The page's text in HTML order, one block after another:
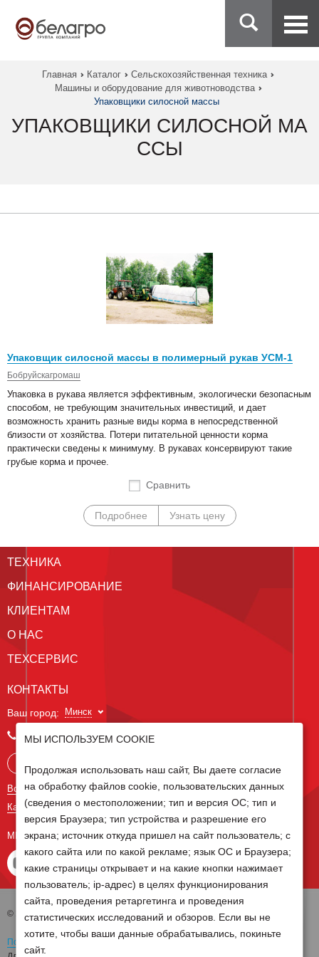
Главная Каталог
Сельскохозяйственная техника
Машины и оборудование для животноводства
Упаковщики силосной массы
УПАКОВЩИКИ СИЛОСНОЙ МА
ССЫ
Упаковщик силосной массы в полимерный рукав УСМ-1
Бобруйскагромаш
Упаковка в рукава является эффективным, экологически безопасным
способом, не требующим значительных инвестиций, и дает
возможность хранить разные виды корма в непосредственной
близости от хозяйства. Потери питательной ценности корма
практически сведены к минимуму. В рукавах консервируют такие
грубые корма и прочее.
Сравнить
Подробнее Узнать цену
ТЕХНИКА
ФИНАНСИРОВАНИЕ
КЛИЕНТАМ
О НАС
ТЕХСЕРВИС
КОНТАКТЫ
Ваш город: Минск
+375 29 238 97 34
Все контакты
Карта сайта
МЫ В СОЦ СЕТЯХ
© 2026 Группа компаний Белагро
Политика обработки персональных данных
МЫ ИСПОЛЬЗУЕМ COOKIE
Продолжая использовать наш сайт, Вы даете согласие
на обработку файлов cookie, пользовательских данных
(сведения о местоположении; тип и версия ОС; тип и
версия Браузера; тип устройства и разрешение его
экрана; источник откуда пришел на сайт пользователь; с
какого сайта или по какой рекламе; язык ОС и Браузера;
какие страницы открывает и на какие кнопки нажимает
пользователь; ip-адрес) в целях функционирования
сайта, проведения ретаргетинга и проведения
статистических исследований и обзоров. Если вы не
хотите, чтобы ваши данные обрабатывались, покиньте
сайт.